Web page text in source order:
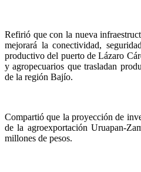
Refirió que con la nueva
mejorará la conectividad,
productivo del puerto de Lázaro
y agropecuarios que trasladan
de la región Bajío.
Compartió que la proyección de
de la agroexportación Uruapan-
millones de pesos.